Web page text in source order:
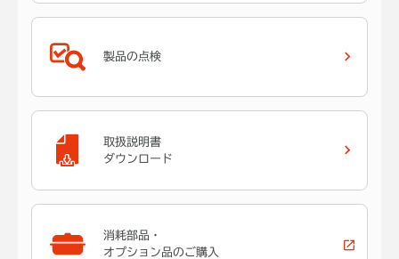
製品の点検
取扱説明書
ダウンロード
消耗部品・
オプション品のご購入